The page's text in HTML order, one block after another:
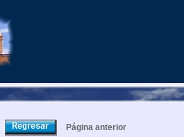
Página anterior